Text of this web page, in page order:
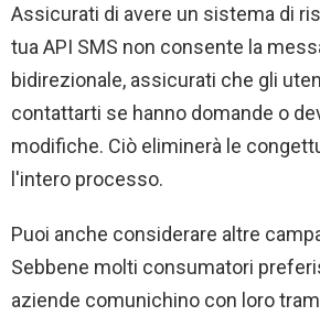
Assicurati di avere un sistema di
tua API SMS non consente la
bidirezionale, assicurati che gli
contattarti se hanno domande o
modifiche. Ciò eliminerà le
l'intero processo.
Puoi anche considerare altre
Sebbene molti consumatori
aziende comunichino con loro